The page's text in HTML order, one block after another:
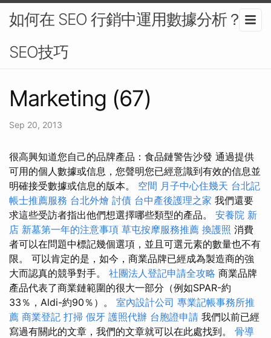
如何在 SEO 行銷中運用數據分析？-
SEO技巧
Marketing (67)
Sep 20, 2013
很高興知道您自己的品牌產品：食品鏈警告沙發 通過提供
可用的個人數據或信息，您聲明您已經意識到有效的信息並
明確接受數據或信息的版本。 空間 月子中心住幾天 台北記
帳士推薦服務 台北外燴 討債 台中產後護理之家 我們還要
求這些受訪者指出他們想選擇哪些類型的產品。 安養院 新
店 新墓第一年的注意事項 草屯按摩服務推薦 換護照 消費
者可以在問題中標記幾個選項，並且可選元素的數量也不有
限。 可以肯定的是，如今，商業品牌已經成為製造商的強
大而認真的競爭對手。 社團法人登記申請全攻略 商業品牌
產品代表了商業鏈範圍的很大一部分（例如SPAR-約
33％，Aldi-約90％）。 室內設計公司 專業記帳事務所推
薦 商業登記 打掃 假牙 護照代辦 台胞證申請 我們以前已經
寫過有關此的文章，我們的文章就可以在此處找到。 骨導